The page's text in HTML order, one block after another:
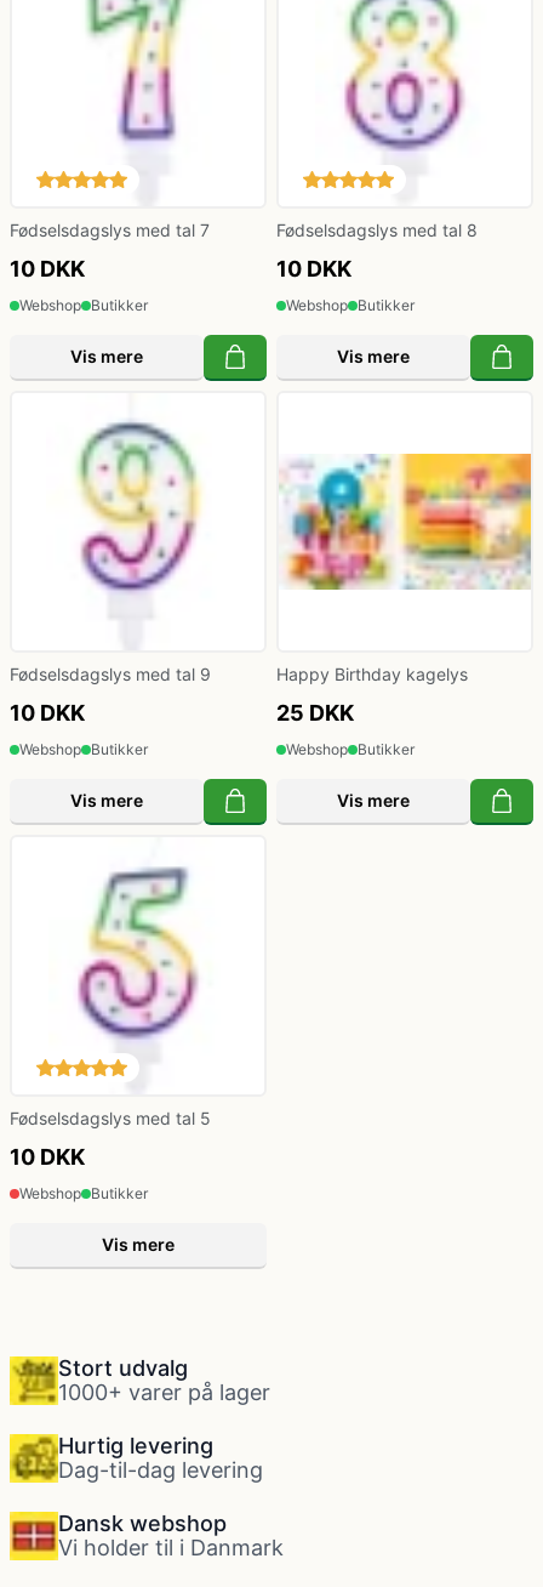
Fødselsdagslys med tal 7
10 DKK
Webshop Butikker
Vis mere
Fødselsdagslys med tal 8
10 DKK
Webshop Butikker
Vis mere
Fødselsdagslys med tal 9
10 DKK
Webshop Butikker
Vis mere
Happy Birthday kagelys
25 DKK
Webshop Butikker
Vis mere
Fødselsdagslys med tal 5
10 DKK
Webshop Butikker
Vis mere
Stort udvalg
1000+ varer på lager
Hurtig levering
Dag-til-dag levering
Dansk webshop
Vi holder til i Danmark